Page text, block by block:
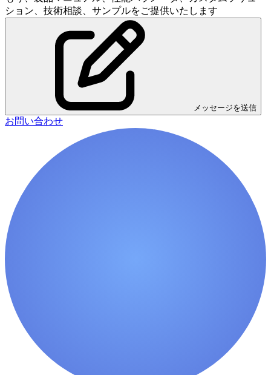
ション、技術相談、サンプルをご提供いたします
メッセージを送信
お問い合わせ